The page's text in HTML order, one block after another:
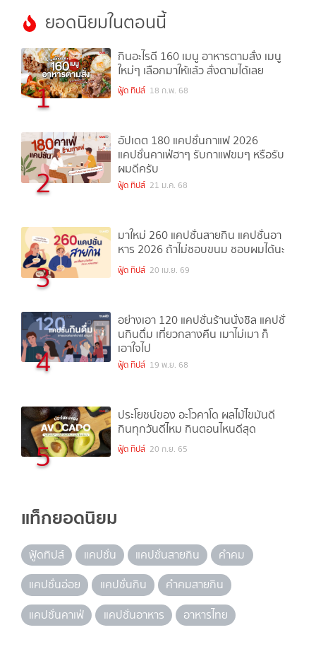
ยอดนิยมในตอนนี้
1
กินอะไรดี 160 เมนู อาหารตามสั่ง เมนู
ใหม่ๆ เลือกมาให้แล้ว สั่งตามได้เลย
ฟู้ด ทิปส์ 18 ก.พ. 68
2
อัปเดต 180 แคปชั่นกาแฟ 2026
แคปชั่นคาเฟ่ฮาๆ รับกาแฟขมๆ หรือรับ
ผมดีครับ
ฟู้ด ทิปส์ 21 ม.ค. 68
3
มาใหม่ 260 แคปชั่นสายกิน แคปชั่นอา
หาร 2026 ถ้าไม่ชอบขนม ชอบผมได้นะ
ฟู้ด ทิปส์ 20 เม.ย. 69
4
อย่างเอา 120 แคปชั่นร้านนั่งชิล แคปชั่
นกินดื่ม เที่ยวกลางคืน เมาไม่เมา ก็
เอาใจไป
ฟู้ด ทิปส์ 19 พ.ย. 68
5
ประโยชน์ของ อะโวคาโด ผลไม้ไขมันดี
กินทุกวันดีไหม กินตอนไหนดีสุด
ฟู้ด ทิปส์ 20 ก.ย. 65
แท็กยอดนิยม
ฟู้ดทิปส์ แคปชั่น แคปชั่นสายกิน
คำคม
แคปชั่นอ่อย
แคปชั่นกิน
คำคมสายกิน
แคปชั่นคาเฟ่
แคปชั่นอาหาร อาหารไทย